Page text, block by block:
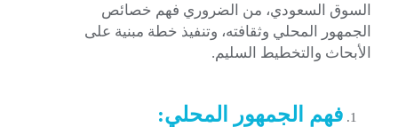
السوق السعودي، من الضروري فهم خصائص
الجمهور المحلي وثقافته، وتنفيذ خطة مبنية على
الأبحاث والتخطيط السليم.
فهم الجمهور المحلي: